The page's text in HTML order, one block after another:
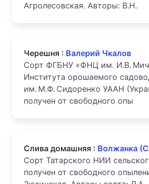
Агролесовская. Авторы: В.Н.
Черешня : Валерий Чкалов
Сорт ФГБНУ «ФНЦ им. И.В.
Института орошаемого
им. М.Ф. Сидоренко УААН
получен от свободного опы
Слива домашняя : Волжанка
Сорт Татарского НИИ
получен от свободного